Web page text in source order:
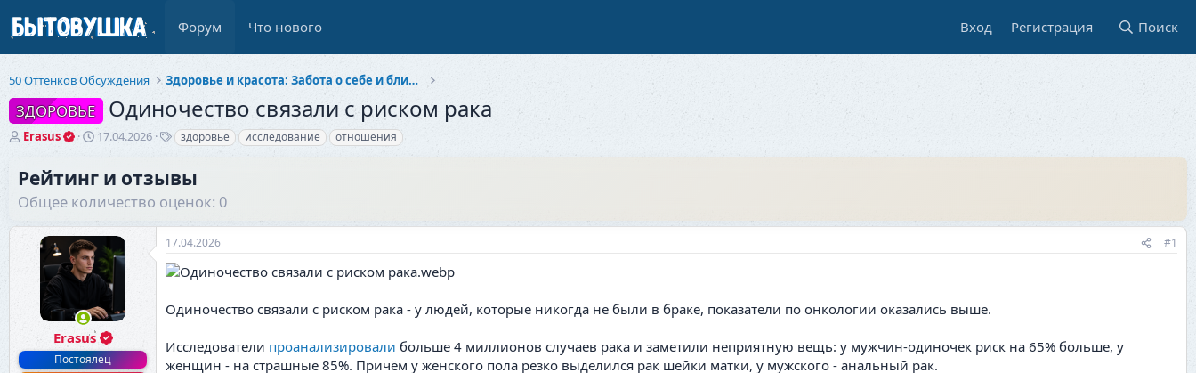
Форум Что нового Вход Регистрация Поиск
50 Оттенков Обсуждения Здоровье и красота: Забота о себе и близких
ЗДОРОВЬЕ Одиночество связали с риском рака
А
о
р
е
Erasus
Д
н
ч
а
л
а
17.04.2026
Т
и
здоровье исследование отношения
Рейтинг и отзывы
Общее количество оценок: 0
Erasus
Постоялец
17.04.2026 #1
Одиночество связали с риском рака - у людей, которые никогда не были в браке, показатели по онкологии оказались выше.
Исследователи проанализировали больше 4 миллионов случаев рака и заметили неприятную вещь: у мужчин-одиночек риск на 65% больше, у
женщин - на страшные 85%. Причём у женского пола резко выделился рак шейки матки, у мужского - анальный рак.